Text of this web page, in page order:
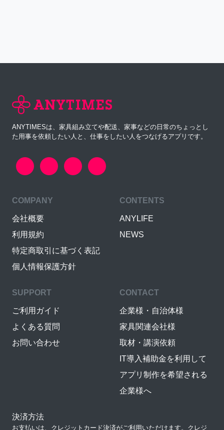
ANYTIMESは、家具組み立てや配送、家事などの日常のちょっとし
た用事を依頼したい人と、仕事をしたい人をつなげるアプリです。
COMPANY
会社概要
利用規約
特定商取引に基づく表記
個人情報保護方針
CONTENTS
ANYLIFE
NEWS
SUPPORT
ご利用ガイド
よくある質問
お問い合わせ
CONTACT
企業様・自治体様
家具関連会社様
取材・講演依頼
IT導入補助金を利用して
アプリ制作を希望される
企業様へ
決済方法
お支払いは、クレジットカード決済がご利用いただけます。クレジ